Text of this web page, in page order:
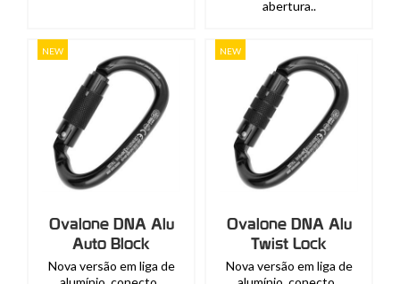
abertura..
NEW
Ovalone DNA Alu
Auto Block
Nova versão em liga de
NEW
Ovalone DNA Alu
Twist Lock
Nova versão em liga de